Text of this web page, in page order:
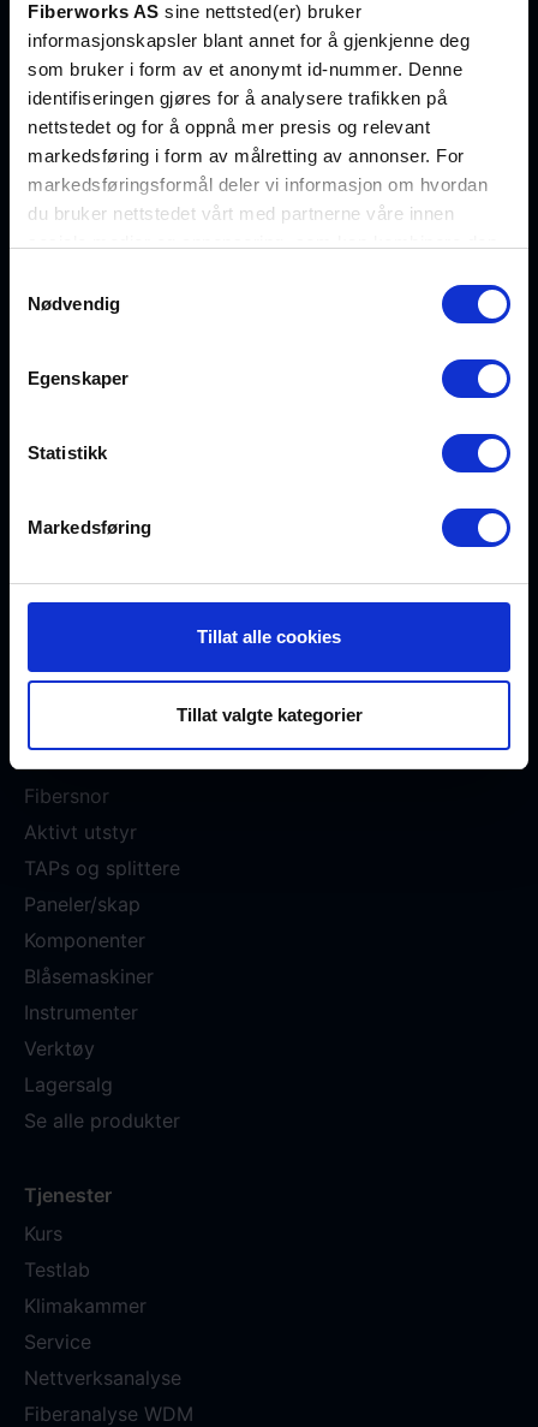
Fiberworks AS sine nettsted(er) bruker
informasjonskapsler blant annet for å gjenkjenne deg
som bruker i form av et anonymt id-nummer. Denne
identifiseringen gjøres for å analysere trafikken på
nettstedet og for å oppnå mer presis og relevant
markedsføring i form av målretting av annonser. For
markedsføringsformål deler vi informasjon om hvordan
du bruker nettstedet vårt med partnerne våre innen
eller som de har samlet inn gjennom din bruk av
tjenestene deres. Les mer om hvilke opplysninger vi
personvernerklæring
Nødvendig
Egenskaper
Statistikk
Markedsføring
Tillat alle cookies
Tillat valgte kategorier
+47 23 03 53 30
salg@fiberworks.no
Hentepunkt og lager
Eikenga 11
0579 Oslo
07:00 – 16:00
Hold deg oppdatert på fremtidens nettverksløsninger
Eksklusive artikler, produktnyheter og innsikt i fiberoptisk
teknologi fra fagekspertene – rett i innboksen.
Transceivere
Fibersnor
Aktivt utstyr
TAPs og splittere
Paneler/skap
Komponenter
Blåsemaskiner
Instrumenter
Verktøy
Lagersalg
Se alle produkter
Tjenester
Kurs
Testlab
Klimakammer
Service
Nettverksanalyse
Fiberanalyse WDM